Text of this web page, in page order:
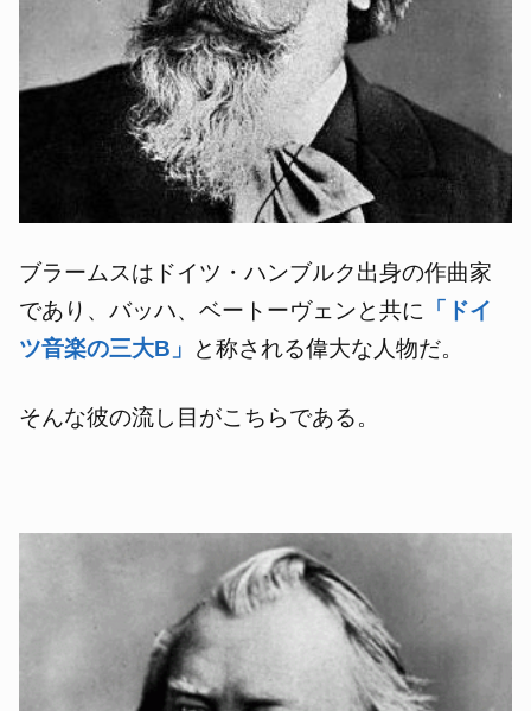
ブラームスはドイツ・ハンブルク出身の作曲家
であり、バッハ、ベートーヴェンと共に
「ドイ
ツ音楽の三大B」
と称される偉大な人物だ。
そんな彼の流し目がこちらである。